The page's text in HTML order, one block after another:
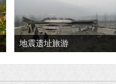
地震遗址旅游